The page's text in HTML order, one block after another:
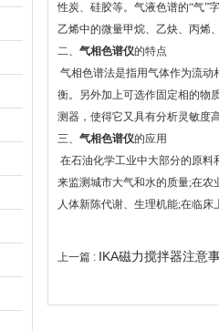
性炭、硅胶等。气液色谱的“气”
乙烯中的微量甲烷、乙炔、丙烯
二、 气相色谱仪的特点
气相色谱法是指用气体作为流动
衡。另外加上可选作固定相的物
测器，使得它又具有分析灵敏度
三、 气相色谱仪的应用
在石油化学工业中大部分的原料
来监测城市大气和水的质量;在
人体新陈代谢、生理机能;在临
上一篇 : IKA磁力搅拌器注意